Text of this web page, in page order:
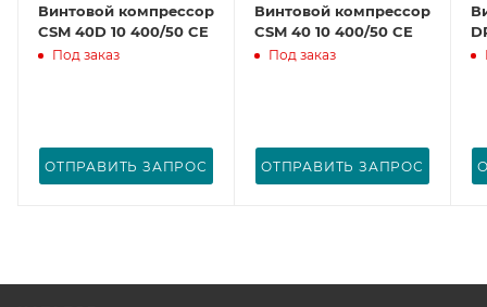
Винтовой компрессор
CSM 40D 10 400/50 CE
Под заказ
ОТПРАВИТЬ ЗАПРОС
Винтовой компрессор
CSM 40 10 400/50 CE
Под заказ
ОТПРАВИТЬ ЗАПРОС